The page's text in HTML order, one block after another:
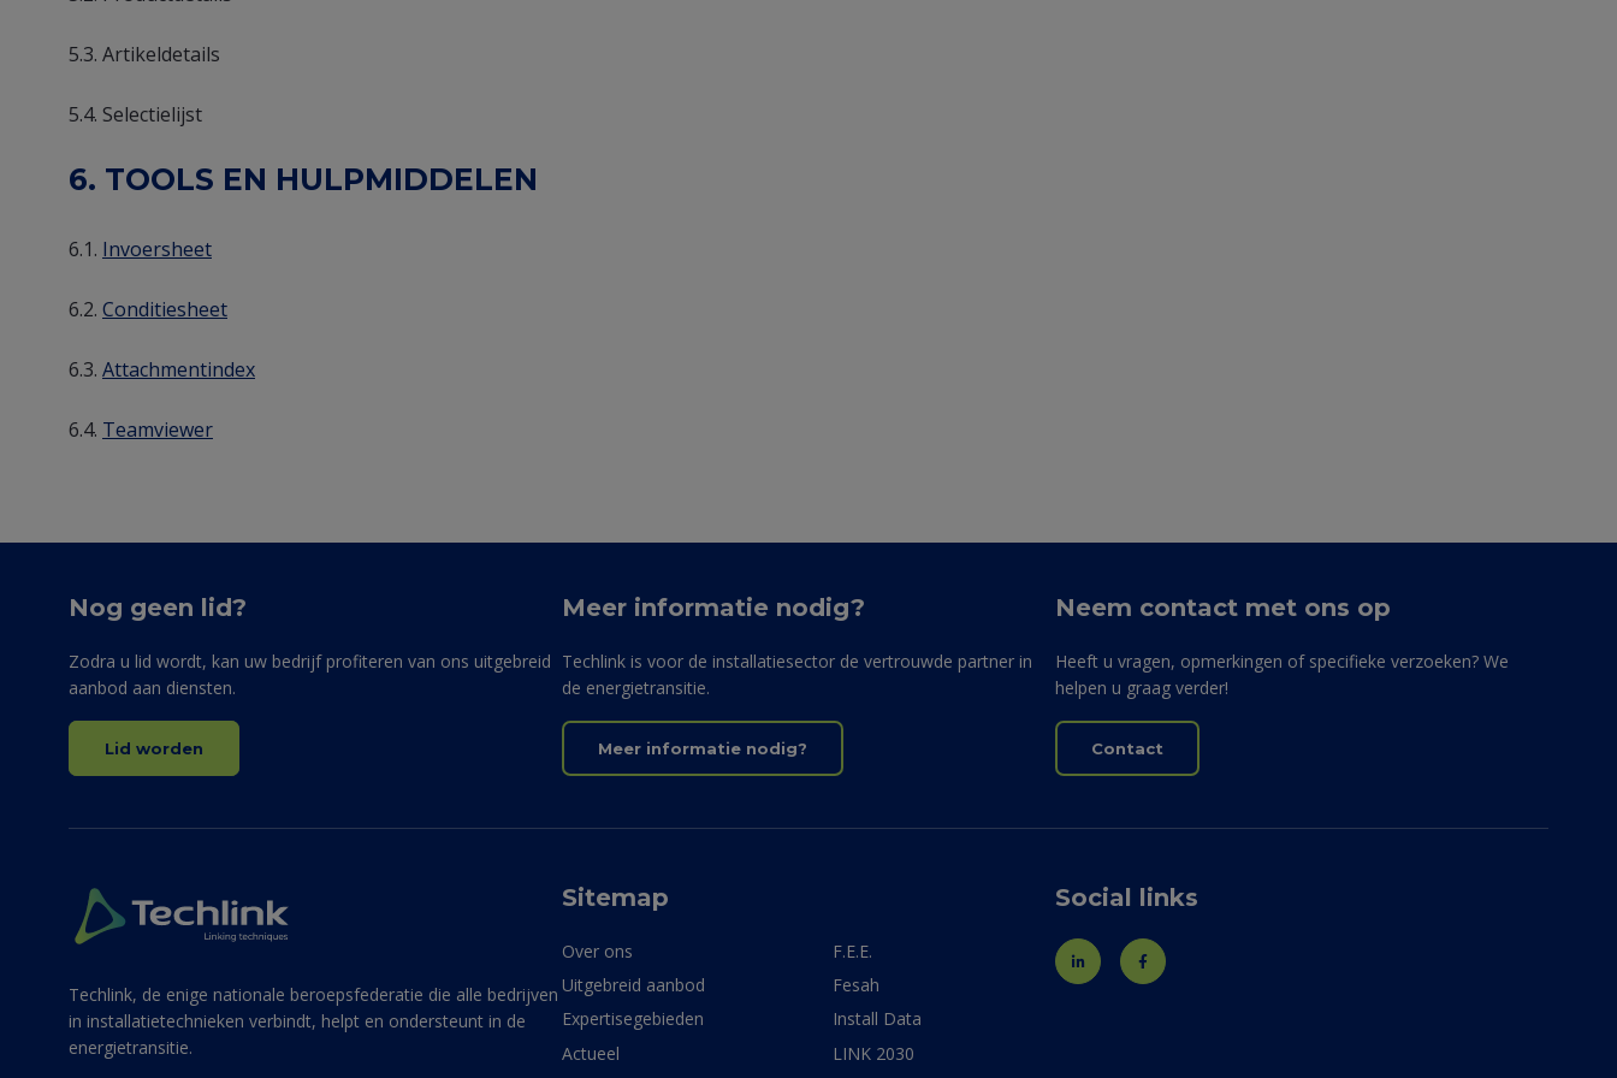
5.3. Artikeldetails
5.4. Selectielijst
6. TOOLS EN HULPMIDDELEN
6.1. Invoersheet
6.2. Conditiesheet
6.3. Attachmentindex
6.4. Teamviewer
Nog geen lid?
Zodra u lid wordt, kan uw bedrijf profiteren van ons uitgebreid
aanbod aan diensten.
Lid worden
Meer informatie nodig?
Techlink is voor de installatiesector de vertrouwde partner in
de energietransitie.
Meer informatie nodig?
Neem contact met ons op
Heeft u vragen, opmerkingen of specifieke verzoeken? We
helpen u graag verder!
Contact
Techlink, de enige nationale beroepsfederatie die alle bedrijven
in installatietechnieken verbindt, helpt en ondersteunt in de
energietransitie.
Sitemap
Over ons
Uitgebreid aanbod
Expertisegebieden
Actueel
F.E.E.
Fesah
Install Data
LINK 2030
Social links
LinkedInFacebook